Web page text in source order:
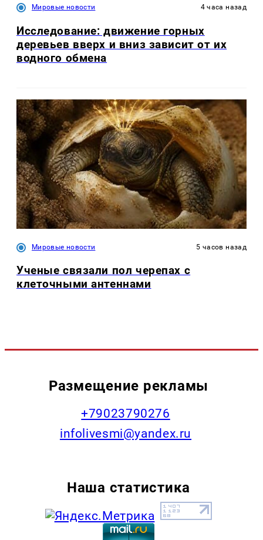
Мировые новости 4 часа назад
Исследование: движение горных
деревьев вверх и вниз зависит от их
водного обмена
Мировые новости 5 часов назад
Ученые связали пол черепах с
клеточными антеннами
Размещение рекламы
+79023790276
infolivesmi@yandex.ru
Наша статистика